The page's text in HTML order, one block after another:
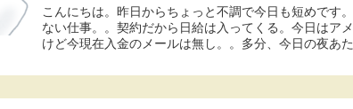
こんにちは。昨日からちょっと不調で今日も短めです
ない仕事。。契約だから日給は入ってくる。今日はア
けど今現在入金のメールは無し。。多分、今日の夜あた